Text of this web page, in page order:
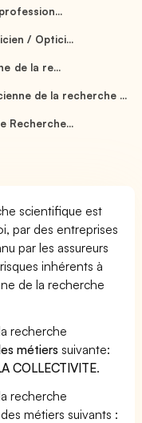
/ Optici...
de la re...
de la recherche ...
Recherche...
scientifique est
par des entreprises
par les assureurs
inhérents à
de la recherche
recherche
métiers suivante:
COLLECTIVITE.
recherche
métiers suivants :